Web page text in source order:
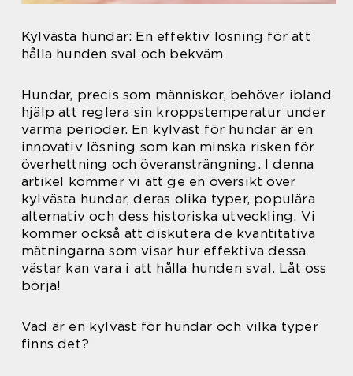
Kylvästa hundar: En effektiv lösning för att
hålla hunden sval och bekväm
Hundar, precis som människor, behöver ibland
hjälp att reglera sin kroppstemperatur under
varma perioder. En kylväst för hundar är en
innovativ lösning som kan minska risken för
överhettning och överansträngning. I denna
artikel kommer vi att ge en översikt över
kylvästa hundar, deras olika typer, populära
alternativ och dess historiska utveckling. Vi
kommer också att diskutera de kvantitativa
mätningarna som visar hur effektiva dessa
västar kan vara i att hålla hunden sval. Låt oss
börja!
Vad är en kylväst för hundar och vilka typer
finns det?